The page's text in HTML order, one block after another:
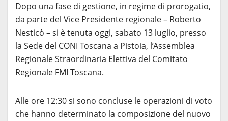
Dopo una fase di gestione, in regime di prorogatio,
da parte del Vice Presidente regionale – Roberto
Nesticò – si è tenuta oggi, sabato 13 luglio, presso
la Sede del CONI Toscana a Pistoia, l’Assemblea
Regionale Straordinaria Elettiva del Comitato
Regionale FMI Toscana.
Alle ore 12:30 si sono concluse le operazioni di voto
che hanno determinato la composizione del nuovo